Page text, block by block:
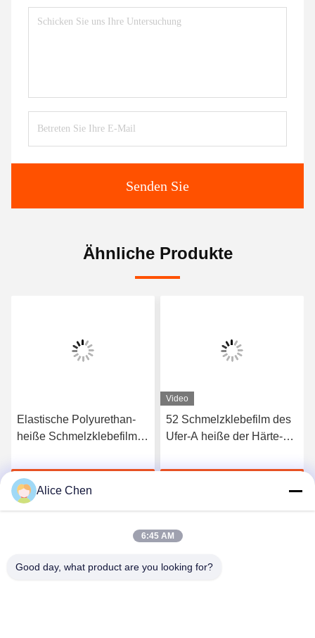
Senden Sie
Ähnliche Produkte
Elastische Polyurethan-
heiße Schmelzklebefilm
Jetzt Chatten
Video
52 Schmelzklebefilm des
Ufer-A heiße der Härte-
Unterwäsche
Alice Chen
6:45 AM
Good day, what product are you looking for?